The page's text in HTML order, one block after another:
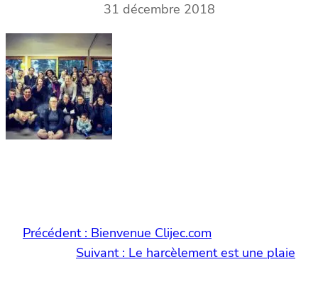
31 décembre 2018
Précédent : Bienvenue Clijec.com
Suivant : Le harcèlement est une plaie